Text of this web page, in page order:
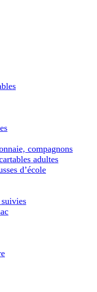
compagnons
adultes
d’école